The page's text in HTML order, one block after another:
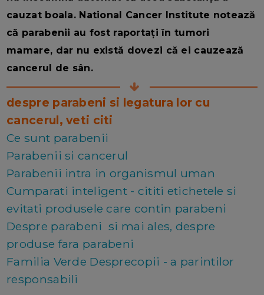
cauzat boala. National Cancer Institute notează
că parabenii au fost raportați în tumori
mamare, dar nu există dovezi că ei cauzează
cancerul de sân.
despre parabeni si legatura lor cu
cancerul, veti citi
Ce sunt parabenii
Parabenii si cancerul
Parabenii intra in organismul uman
Cumparati inteligent - cititi etichetele si
evitati produsele care contin parabeni
Despre parabeni si mai ales, despre
produse fara parabeni
Familia Verde Desprecopii - a parintilor
responsabili